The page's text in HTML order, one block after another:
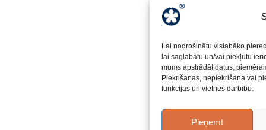
Lai nodrošinātu vislabāko
lai saglabātu un/vai piekļūtu
mums apstrādāt datus,
Piekrišanas, nepiekrišana vai
funkcijas un vietnes darbību.
Pieņemt